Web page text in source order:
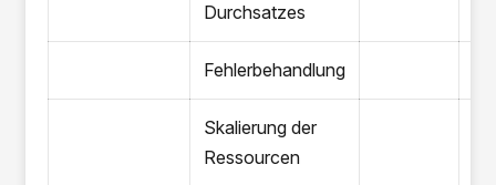
Durchsatzes
Fehlerbehandlung
Skalierung der
Ressourcen